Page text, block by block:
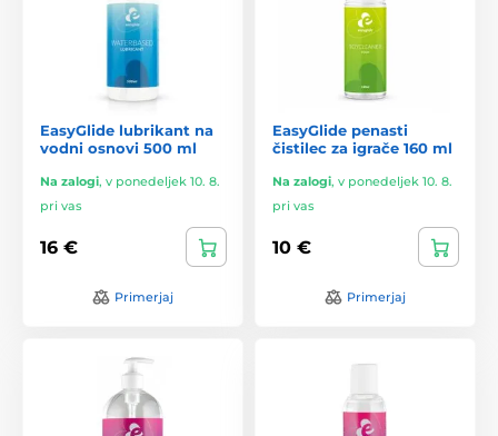
EasyGlide lubrikant na
vodni osnovi 500 ml
Na zalogi, v ponedeljek 10. 8.
pri vas
16 €
Primerjaj
EasyGlide penasti
čistilec za igrače 160 ml
Na zalogi, v ponedeljek 10. 8.
pri vas
10 €
Primerjaj